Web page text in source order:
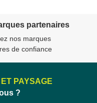
partenaires
nos marques
de confiance
ET PAYSAGE
?